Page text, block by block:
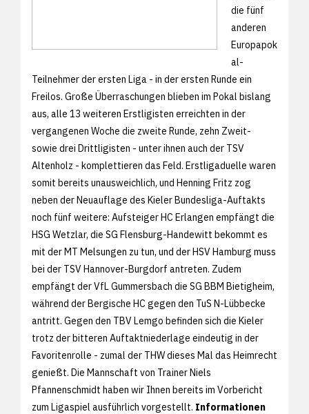
die fünf
anderen
Europapok
al-
Teilnehmer der ersten Liga - in der ersten Runde ein
Freilos. Große Überraschungen blieben im Pokal bislang
aus, alle 13 weiteren Erstligisten erreichten in der
vergangenen Woche die zweite Runde, zehn Zweit-
sowie drei Drittligisten - unter ihnen auch der TSV
Altenholz - komplettieren das Feld. Erstligaduelle waren
somit bereits unausweichlich, und Henning Fritz zog
neben der Neuauflage des Kieler Bundesliga-Auftakts
noch fünf weitere: Aufsteiger HC Erlangen empfängt die
HSG Wetzlar, die SG Flensburg-Handewitt bekommt es
mit der MT Melsungen zu tun, und der HSV Hamburg muss
bei der TSV Hannover-Burgdorf antreten. Zudem
empfängt der VfL Gummersbach die SG BBM Bietigheim,
während der Bergische HC gegen den TuS N-Lübbecke
antritt. Gegen den TBV Lemgo befinden sich die Kieler
trotz der bitteren Auftaktniederlage eindeutig in der
Favoritenrolle - zumal der THW dieses Mal das Heimrecht
genießt. Die Mannschaft von Trainer Niels
Pfannenschmidt haben wir Ihnen bereits im Vorbericht
zum Ligaspiel ausführlich vorgestellt. Informationen